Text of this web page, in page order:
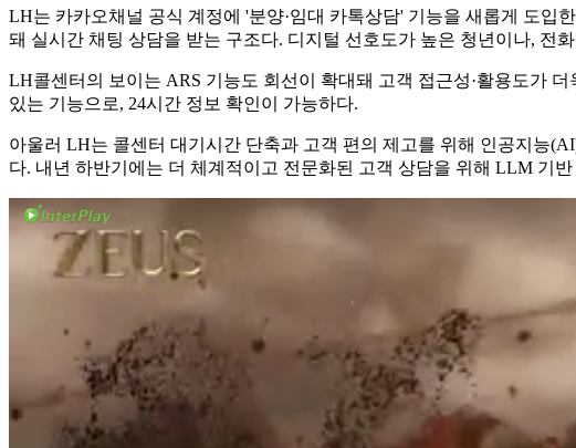
LH는 카카오채널 공식 계정에 '분양·임대 카톡상담' 기능을 새롭게 도입
돼 실시간 채팅 상담을 받는 구조다. 디지털 선호도가 높은 청년이나, 전
LH콜센터의 보이는 ARS 기능도 회선이 확대돼 고객 접근성·활용도가
있는 기능으로, 24시간 정보 확인이 가능하다.
아울러 LH는 콜센터 대기시간 단축과 고객 편의 제고를 위해 인공지능
다. 내년 하반기에는 더 체계적이고 전문화된 고객 상담을 위해 LLM 기